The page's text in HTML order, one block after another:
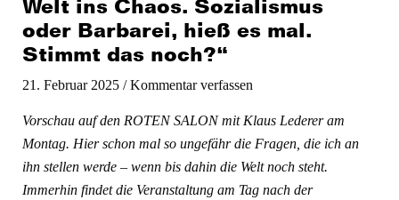
Welt ins Chaos. Sozialismus
oder Barbarei, hieß es mal.
Stimmt das noch?“
21. Februar 2025/Kommentar verfassen
Vorschau auf den ROTEN SALON mit Klaus Lederer am
Montag. Hier schon mal so ungefähr die Fragen, die ich an
ihn stellen werde – wenn bis dahin die Welt noch steht.
Immerhin findet die Veranstaltung am Tag nach der